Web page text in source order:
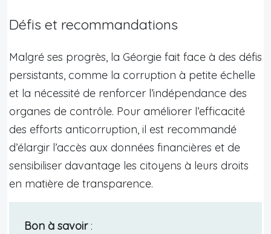
Défis et recommandations
Malgré ses progrès, la Géorgie fait face à des défis
persistants, comme la corruption à petite échelle
et la nécessité de renforcer l’indépendance des
organes de contrôle. Pour améliorer l’efficacité
des efforts anticorruption, il est recommandé
d’élargir l’accès aux données financières et de
sensibiliser davantage les citoyens à leurs droits
en matière de transparence.
Bon à savoir: